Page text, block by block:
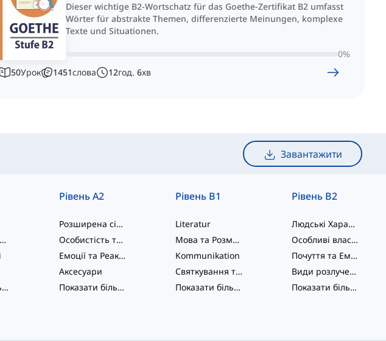
Dieser wichtige B2-Wortschatz für das Goethe-Zertifikat B2 umfasst
Wörter für abstrakte Themen, differenzierte Meinungen, komplexe
Texte und Situationen.
0%
50Урок 1451слова 12год. 6хв
Завантажити
інформація
Показати більше
Рівень A2
Розширена сім'я
Особистість та Фізичні Характеристики
Емоції та Реакції
Аксесуари
Показати більше
Рівень B1
Literatur
Мова та Розмова
Kommunikation
Святкування та Вечірки
Показати більше
Рівень B2
Людські Характеристики
Особливі властивості та характеристики
Почуття та Емоції
Види розлучення та закінчення стосунків
Показати більше